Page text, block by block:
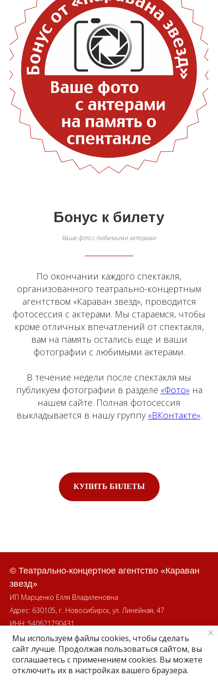
Бонус к билету
Ваше фото с любимыми актерами
По окончании каждого спектакля,
организованного театрально-концертным
агентством «Караван звезд», проводится
фотосессия с актерами. Мы стараемся, чтобы
кроме отличных впечатлений от спектакля,
вам на память остались еще и ваши
фотографии с любимыми актерами.
В течение недели после спектакля мы
публикуем фотографии в разделе «Фото» на
нашем сайте. Полная фотосессия
выкладывается в нашу группу «ВКонтакте».
КУПИТЬ БИЛЕТЫ
© Театрально-концертное агентство «Караван
звезд»
ИП Марценко Елля Владиленовна
Адрес: 630105, г. Новосибирск, ул. Линейная, 47
ИНН: 540621790431
Мы используем файлы cookies, чтобы сделать
сайт лучше. Продолжая пользоваться сайтом, вы
соглашаетесь с применением cookies. Вы можете
отключить их в настройках вашего браузера.